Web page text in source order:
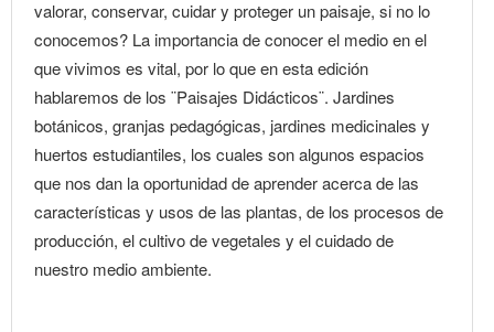
valorar, conservar, cuidar y proteger un paisaje, si no lo
conocemos? La importancia de conocer el medio en el
que vivimos es vital, por lo que en esta edición
hablaremos de los ¨Paisajes Didácticos¨. Jardines
botánicos, granjas pedagógicas, jardines medicinales y
huertos estudiantiles, los cuales son algunos espacios
que nos dan la oportunidad de aprender acerca de las
características y usos de las plantas, de los procesos de
producción, el cultivo de vegetales y el cuidado de
nuestro medio ambiente.